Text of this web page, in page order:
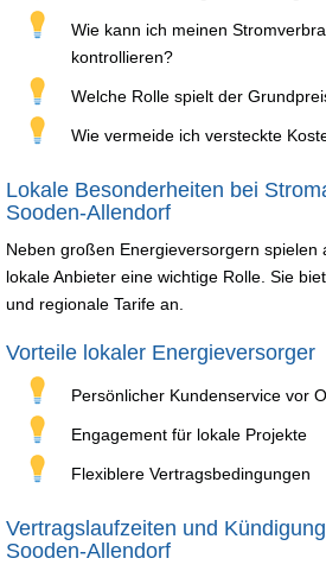
Wie kann ich meinen
kontrollieren?
Welche Rolle spielt der
Wie vermeide ich versteckte
Lokale Besonderheiten bei
Sooden-Allendorf
Neben großen Energieversorgern spielen
lokale Anbieter eine wichtige Rolle. Sie
und regionale Tarife an.
Vorteile lokaler Energieversorger
Persönlicher Kundenservice vor
Engagement für lokale Projekte
Flexiblere Vertragsbedingungen
Vertragslaufzeiten und
Sooden-Allendorf